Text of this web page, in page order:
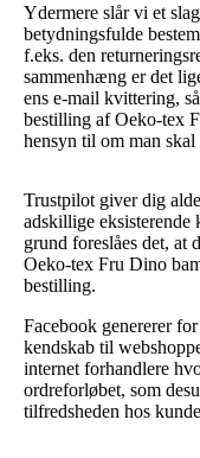
Ydermere slår vi et
betydningsfulde
f.eks. den
sammenhæng er det
ens e-mail kvittering,
bestilling af Oeko-tex
hensyn til om man
Trustpilot giver dig
adskillige eksisterende
grund foreslåes det, at
Oeko-tex Fru Dino
bestilling.
Facebook genererer
kendskab til
internet forhandlere
ordreforløbet, som
tilfredsheden hos